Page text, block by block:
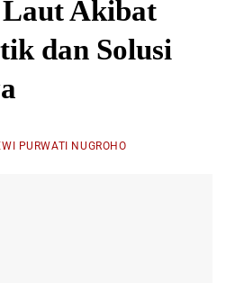
Laut Akibat
dan Solusi
PURWATI NUGROHO